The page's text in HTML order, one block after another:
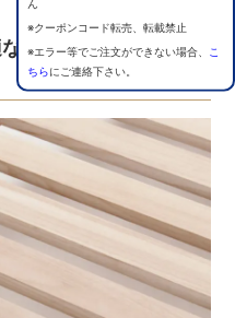
※クーポンコード転売、転載禁止
※エラー等でご注文ができない場合、
こ
ちらにご連絡下さい。
睡眠環境を保つス